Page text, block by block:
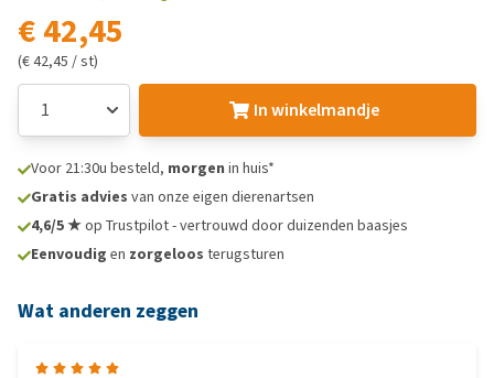
€ 42,45
(€ 42,45 / st)
In winkelmandje
Voor 21:30u besteld, morgen in huis*
Gratis advies van onze eigen dierenartsen
4,6/5 ★op Trustpilot - vertrouwd door duizenden baasjes
Eenvoudig en zorgeloos terugsturen
Wat anderen zeggen